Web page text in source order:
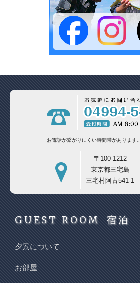
お電話が繋がりにくい時間帯があります。
〒100-1212
東京都三宅島
三宅村阿古541-1
GUEST ROOM 宿泊
夕景について
お部屋